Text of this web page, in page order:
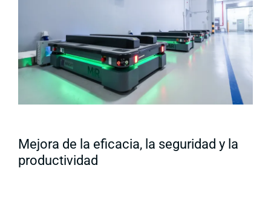
Mejora de la eficacia, la seguridad y la
productividad